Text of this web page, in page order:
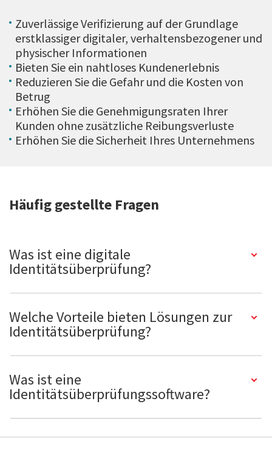
Zuverlässige Verifizierung auf der Grundlage
erstklassiger digitaler, verhaltensbezogener und
physischer Informationen
Bieten Sie ein nahtloses Kundenerlebnis
Reduzieren Sie die Gefahr und die Kosten von
Betrug
Erhöhen Sie die Genehmigungsraten Ihrer
Kunden ohne zusätzliche Reibungsverluste
Erhöhen Sie die Sicherheit Ihres Unternehmens
Häufig gestellte Fragen
Was ist eine digitale
Identitätsüberprüfung?
Welche Vorteile bieten Lösungen zur
Identitätsüberprüfung?
Was ist eine
Identitätsüberprüfungssoftware?